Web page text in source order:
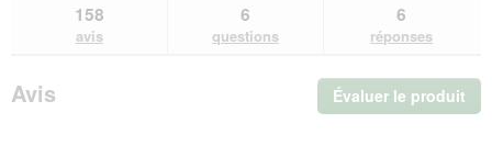
FIT+FUN
Adult
158
avis
6
questions
6
réponses
Avis Évaluer le produit